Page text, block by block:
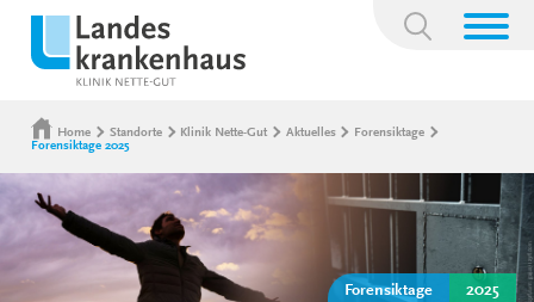
Suchbegriff:
Home Standorte Klinik Nette-Gut Aktuelles
Forensiktage
Forensiktage 2025
Forensiktage 2025